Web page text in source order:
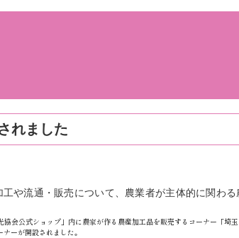
れました
や流通・販売について、農業者が主体的に関わる
会公式ショップ」内に農家が作る農産加工品を販売するコーナー「埼
ーが開設されました。